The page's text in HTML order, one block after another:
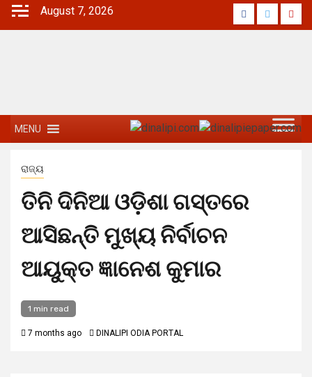
August 7, 2026
MENU
ରାଜ୍ୟ
ତିନି ଦିନିଆ ଓଡ଼ିଶା ଗସ୍ତରେ
ଆସିଛନ୍ତି ମୁଖ୍ୟ ନିର୍ବାଚନ
ଆୟୁକ୍ତ ଜ୍ଞାନେଶ କୁମାର
1 min read
7 months ago DINALIPI ODIA PORTAL